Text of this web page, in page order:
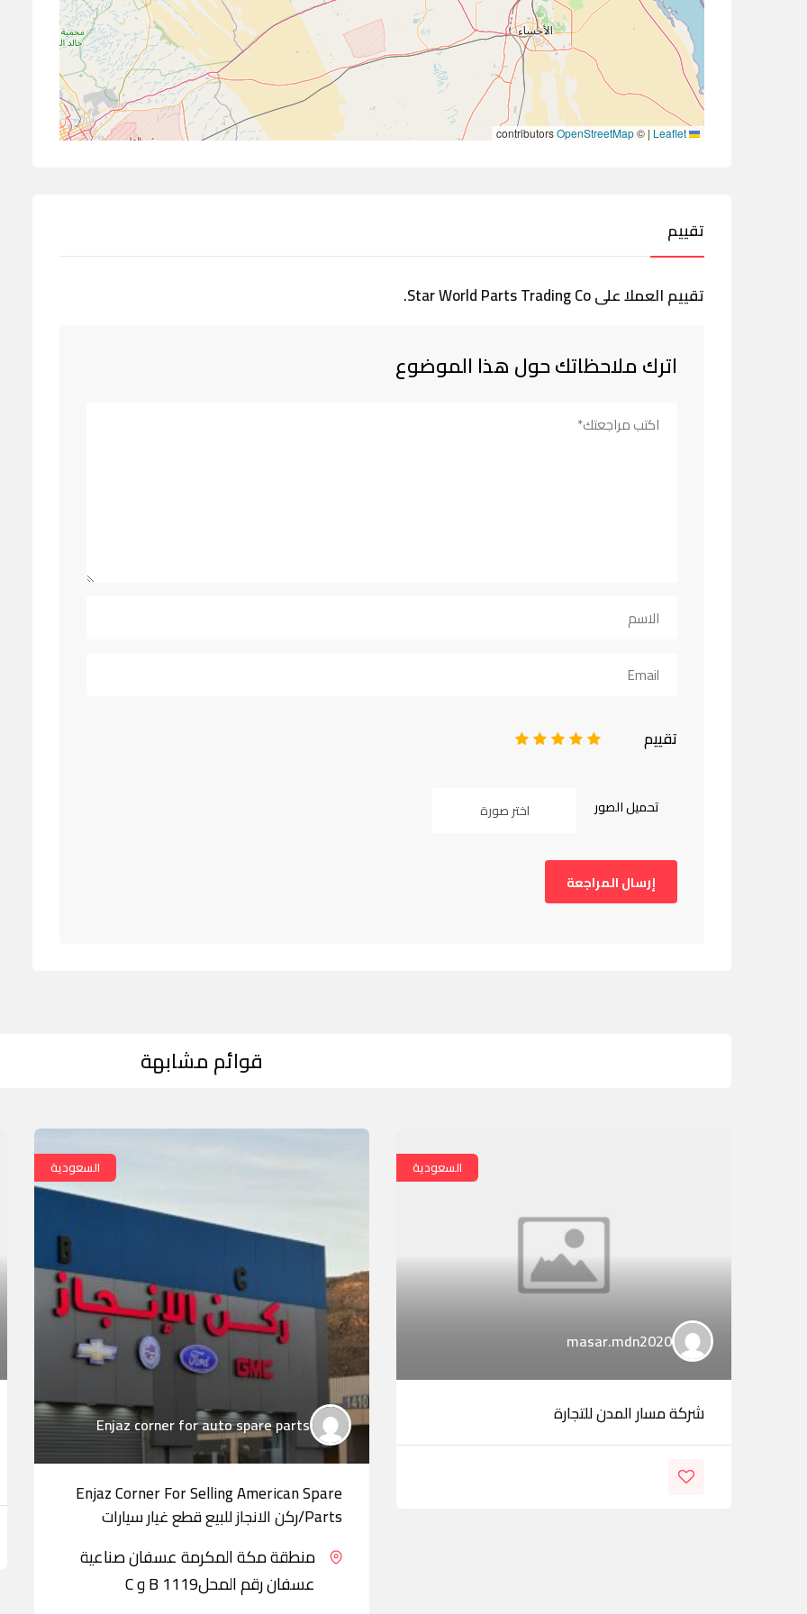
|
©
OpenStreetMap
تقييم
تقييم العملا على Star World Parts Trading Co.
اترك ملاحظاتك حول هذا الموضوع
تقييم 5
4
3
2
تحميل الصور اختر صورة
قوائم مشابهة
السعودية
masar.mdn2020
شركة مسار المدن للتجارة
السعودية
Enjaz corner for auto spare parts
Enjaz Corner For Selling American Spare
Parts/ركن الانجاز للبيع قطع غيار سيارات
منطقة مكة المكرمة عسفان صناعية
عسفان رقم المحل1119 B و C